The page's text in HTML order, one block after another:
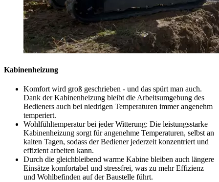
Kabinenheizung
Komfort wird groß geschrieben - und das spürt man auch.
Dank der Kabinenheizung bleibt die Arbeitsumgebung des
Bedieners auch bei niedrigen Temperaturen immer angenehm
temperiert.
Wohlfühltemperatur bei jeder Witterung: Die leistungsstarke
Kabinenheizung sorgt für angenehme Temperaturen, selbst an
kalten Tagen, sodass der Bediener jederzeit konzentriert und
effizient arbeiten kann.
Durch die gleichbleibend warme Kabine bleiben auch längere
Einsätze komfortabel und stressfrei, was zu mehr Effizienz
und Wohlbefinden auf der Baustelle führt.